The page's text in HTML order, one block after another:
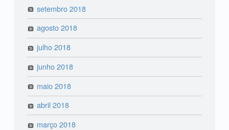
setembro 2018
agosto 2018
julho 2018
junho 2018
maio 2018
abril 2018
março 2018